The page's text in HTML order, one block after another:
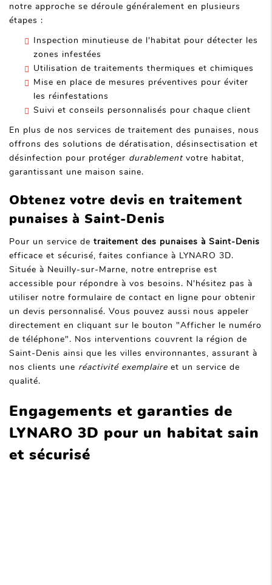
notre approche se déroule généralement en plusieurs
étapes :
Inspection minutieuse de l'habitat pour détecter les
zones infestées
Utilisation de traitements thermiques et chimiques
Mise en place de mesures préventives pour éviter
les réinfestations
Suivi et conseils personnalisés pour chaque client
En plus de nos services de traitement des punaises, nous
offrons des solutions de dératisation, désinsectisation et
désinfection pour protéger durablement votre habitat,
garantissant une maison saine.
Obtenez votre devis en traitement
punaises à Saint-Denis
Pour un service de traitement des punaises à Saint-Denis
efficace et sécurisé, faites confiance à LYNARO 3D.
Située à Neuilly-sur-Marne, notre entreprise est
accessible pour répondre à vos besoins. N'hésitez pas à
utiliser notre formulaire de contact en ligne pour obtenir
un devis personnalisé. Vous pouvez aussi nous appeler
directement en cliquant sur le bouton "Afficher le numéro
de téléphone". Nos interventions couvrent la région de
Saint-Denis ainsi que les villes environnantes, assurant à
nos clients une réactivité exemplaire et un service de
qualité.
Engagements et garanties de
LYNARO 3D pour un habitat sain
et sécurisé